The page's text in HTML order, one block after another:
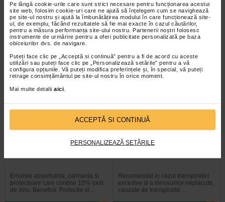
Pe lângă cookie-urile care sunt strict necesare pentru funcționarea acestui
site web, folosim cookie-uri care ne ajută să înțelegem cum se navighează
pe site-ul nostru și ajută la îmbunătățirea modului în care funcționează site-
ul, de exemplu, făcând rezultatele să fie mai exacte în cazul căutărilor,
pentru a măsura performanța site-ului nostru. Partenerii noștri folosesc
instrumente de urmărire pentru a oferi publicitate personalizată pe baza
obiceiurilor dvs. de navigare.
Puteți face clic pe „Acceptă si continuă” pentru a fi de acord cu aceste
utilizări sau puteți face clic pe „Personalizează setările” pentru a vă
configura opțiunile. Vă puteți modifica preferințele și, în special, vă puteți
retrage consimțământul pe site-ul nostru în orice moment.
Mai multe detalii aici
ACCEPTĂ SI CONTINUĂ
PERSONALIZEAZĂ SETĂRILE
La Roche Posay Cicaplast Balsam
B este o crema cu actiune
reparatoare cu indicatii multiple…
Gerovital H3 Derma+ Fiole cu ser
Concentrat Antirid 6% Hyaluron
Filler reprezinta o solutie antirid…
Al 2-lea la jumătate de preț
Crema eritem fesier Pasta
Emulsie absorbanta, calmanta si
protectoare care contine 10% oxid
de zinc. Beneficii: Protectie si…
Al 2-lea la jumătate de preț
Spray pudra protector, 150 ml,
Recomandat in cazul transpiratiei
excesive si a mirosurilor neplacute,
cauzate de transpiratie…